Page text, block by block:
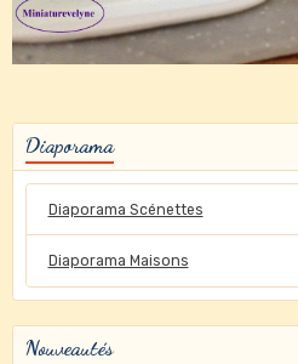
Diaporama
Diaporama Scénettes
Diaporama Maisons
Nouveautés